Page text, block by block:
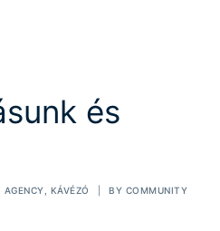
és
AGENCY KÁVÉZÓ BY COMMUNITY